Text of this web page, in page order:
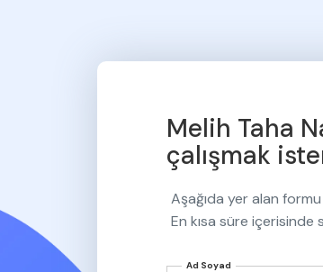
Melih Taha
Aşağıda yer alan
En kısa süre içerisinde
Ad Soyad